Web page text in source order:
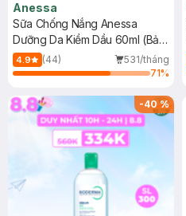
Anessa
Sữa Chống Nắng Anessa
Dưỡng Da Kiềm Dầu 60ml (Bản
Mới)
4.9 (44)
531/tháng
71%
-40%